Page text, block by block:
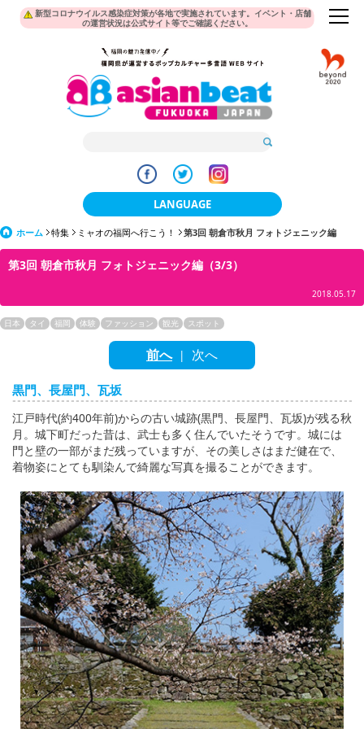
新型コロナウイルス感染症対策が各地で実施されています。イベント・店舗
の運営状況は公式サイト等でご確認ください。
LANGUAGE
日本語
한국어
繁體中文
English
ภาษาไทย
tiéng Viêt
Bahasa Indonesia
ホーム 特集 ミャオの福岡へ行こう！ 第3回 朝倉市秋月 フォトジェニック編
第3回 朝倉市秋月 フォトジェニック編（3/3）
2018.05.17
日本 タイ 福岡 体験 ファッション 観光 スポット
前へ| 次へ
黒門、長屋門、瓦坂
江戸時代(約400年前)からの古い城跡(黒門、長屋門、瓦坂)が残る秋
月。城下町だった昔は、武士も多く住んでいたそうです。城には
門と壁の一部がまだ残っていますが、その美しさはまだ健在で、
着物姿にとても馴染んで綺麗な写真を撮ることができます。